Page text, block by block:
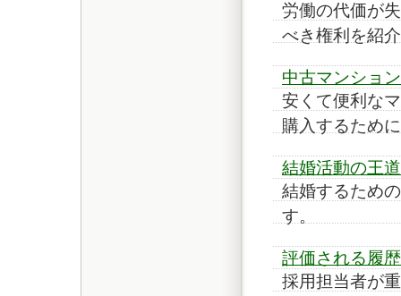
労働の代価が
べき権利を紹
中古マンショ
安くて便利な
購入するため
結婚活動の王道
結婚するため
す。
評価される履
採用担当者が